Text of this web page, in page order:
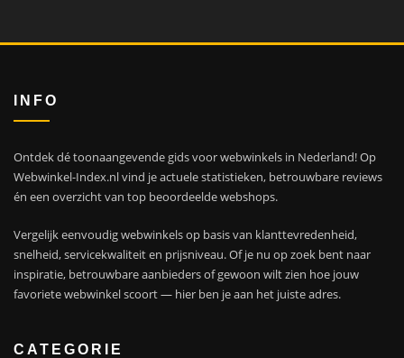
INFO
Ontdek dé toonaangevende gids voor webwinkels in Nederland! Op
Webwinkel-Index.nl vind je actuele statistieken, betrouwbare reviews
én een overzicht van top beoordeelde webshops.
Vergelijk eenvoudig webwinkels op basis van klanttevredenheid,
snelheid, servicekwaliteit en prijsniveau. Of je nu op zoek bent naar
inspiratie, betrouwbare aanbieders of gewoon wilt zien hoe jouw
favoriete webwinkel scoort — hier ben je aan het juiste adres.
CATEGORIE